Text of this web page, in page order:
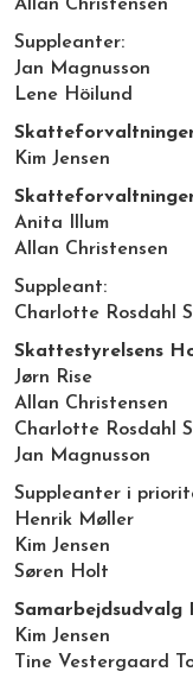
Allan Christensen
Suppleanter:
Jan Magnusson
Lene Höilund
Kim Jensen
Anita Illum
Allan Christensen
Suppleant:
Charlotte Rosdahl
Skattestyrelsens
Jørn Rise
Allan Christensen
Charlotte Rosdahl
Jan Magnusson
Suppleanter i
Henrik Møller
Kim Jensen
Søren Holt
Samarbejdsudvalg
Kim Jensen
Tine Vestergaard